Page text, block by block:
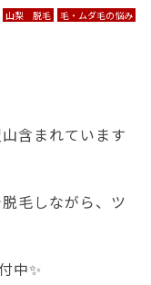
山梨 脱毛
毛・ムダ毛の悩み
含まれています
毛しながら、ツ
中✨